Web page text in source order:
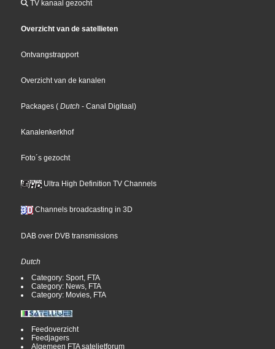
TV kanaal gezocht
Overzicht van de satellieten
Ontvangstrapport
Overzicht van de kanalen
Packages ( Dutch - Canal Digitaal)
Kanalenkerkhof
Foto´s gezocht
Ultra High Definition TV Channels
Channels broadcasting in 3D
DAB over DVB transmissions
Dutch
Category: Sport, FTA
Category: News, FTA
Category: Movies, FTA
Feedoverzicht
Feedjagers
Algemeen FTA satelietforum